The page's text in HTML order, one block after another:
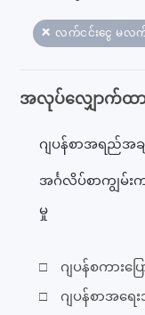
❌ လက်ငင်းငွေ မလက်
အလုပ်လျှောက်ထ
ဂျပန်စာအရည်အခ
အင်္ဂလိပ်စာကျွမ်း
မှု
□ ဂျပန်စကားပြ
□ ဂျပန်စာအရေ